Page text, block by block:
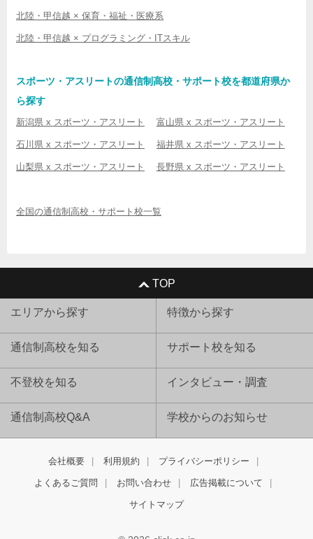
北陸・甲信越 × 保育・福祉・医療系
北陸・甲信越 × プログラミング・ITスキル
スポーツ・アスリートの通信制高校・サポート校を都道府県か
ら探す
新潟県 x スポーツ・アスリート 富山県 x スポーツ・アスリート
石川県 x スポーツ・アスリート 福井県 x スポーツ・アスリート
山梨県 x スポーツ・アスリート 長野県 x スポーツ・アスリート
全国の通信制高校・サポート校一覧
TOP
エリアから探す 特徴から探す
通信制高校を知る サポート校を知る
不登校を知る インタビュー・調査
通信制高校Q&A 学校からのお知らせ
会社概要 利用規約 プライバシーポリシー
よくあるご質問 お問い合わせ 広告掲載について
サイトマップ